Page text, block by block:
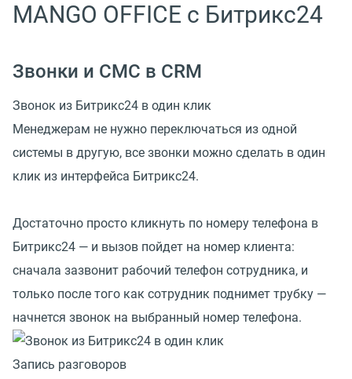
MANGO OFFICE c Битрикс24
Звонки и СМС в CRM
Звонок из Битрикс24 в один клик
Менеджерам не нужно переключаться из одной
системы в другую, все звонки можно сделать в один
клик из интерфейса Битрикс24.
Достаточно просто кликнуть по номеру телефона в
Битрикс24 — и вызов пойдет на номер клиента:
сначала зазвонит рабочий телефон сотрудника, и
только после того как сотрудник поднимет трубку —
начнется звонок на выбранный номер телефона.
Запись разговоров